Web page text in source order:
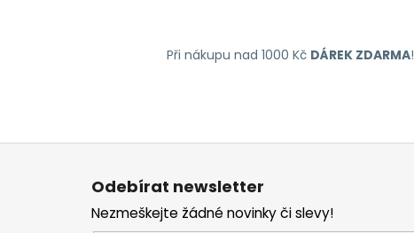
Při nákupu nad 1000 Kč DÁREK ZDARMA!
Odebírat newsletter
Nezmeškejte žádné novinky či slevy!